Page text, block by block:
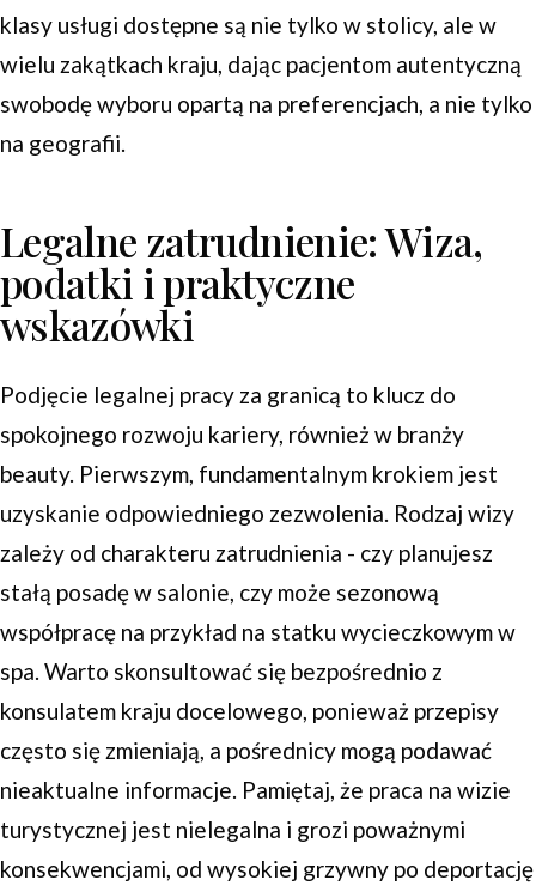
klasy usługi dostępne są nie tylko w stolicy, ale w
wielu zakątkach kraju, dając pacjentom autentyczną
swobodę wyboru opartą na preferencjach, a nie tylko
na geografii.
Legalne zatrudnienie: Wiza,
podatki i praktyczne
wskazówki
Podjęcie legalnej pracy za granicą to klucz do
spokojnego rozwoju kariery, również w branży
beauty. Pierwszym, fundamentalnym krokiem jest
uzyskanie odpowiedniego zezwolenia. Rodzaj wizy
zależy od charakteru zatrudnienia - czy planujesz
stałą posadę w salonie, czy może sezonową
współpracę na przykład na statku wycieczkowym w
spa. Warto skonsultować się bezpośrednio z
konsulatem kraju docelowego, ponieważ przepisy
często się zmieniają, a pośrednicy mogą podawać
nieaktualne informacje. Pamiętaj, że praca na wizie
turystycznej jest nielegalna i grozi poważnymi
konsekwencjami, od wysokiej grzywny po deportację